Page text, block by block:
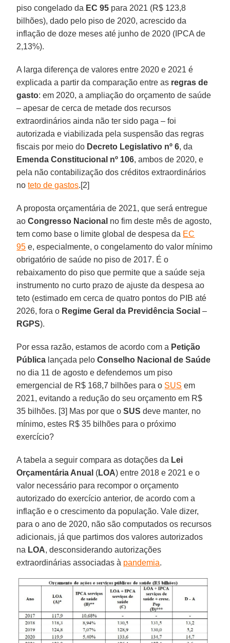
piso congelado da EC 95 para 2021 (R$ 123,8
bilhões), dado pelo piso de 2020, acrescido da
inflação de doze meses até junho de 2020 (IPCA de
2,13%).
A larga diferença de valores entre 2020 e 2021 é
explicada a partir da comparação entre as regras de
gasto: em 2020, a ampliação do orçamento de saúde
– apesar de cerca de metade dos recursos
extraordinários ainda não ter sido paga – foi
autorizada e viabilizada pela suspensão das regras
fiscais por meio do Decreto Legislativo nº 6, da
Emenda Constitucional nº 106, ambos de 2020, e
pela não contabilização dos créditos extraordinários
noteto de gastos.[2]
A proposta orçamentária de 2021, que será entregue
aoCongresso Nacional no fim deste mês de agosto,
tem como base o limite global de despesa da EC
95 e, especialmente, o congelamento do valor mínimo
obrigatório de saúde no piso de 2017. É o
rebaixamento do piso que permite que a saúde seja
instrumento no curto prazo de ajuste da despesa ao
teto (estimado em cerca de quatro pontos do PIB até
2026, fora o Regime Geral da Previdência Social –
RGPS).
Por essa razão, estamos de acordo com a Petição
Pública lançada peloConselho Nacional de Saúde
no dia 11 de agosto e defendemos um piso
emergencial de R$ 168,7 bilhões para o SUS em
2021, evitando a redução do seu orçamento em R$
35 bilhões. [3] Mas por que oSUS deve manter, no
mínimo, estes R$ 35 bilhões para o próximo
exercício?
A tabela a seguir compara as dotações da Lei
Orçamentária Anual (LOA) entre 2018 e 2021 e o
valor necessário para recompor o orçamento
autorizado do exercício anterior, de acordo com a
inflação e o crescimento da população. Vale dizer,
para o ano de 2020, não são computados os recursos
adicionais, já que partimos dos valores autorizados
na LOA, desconsiderando autorizações
extraordinárias associadas à pandemia.